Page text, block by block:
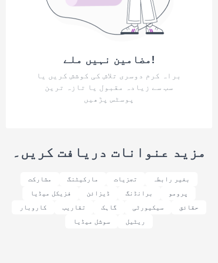
مضامین نہیں ملے!
براہ کرم دوسری تلاش کی کوشش کریں یا
سب سے زیادہ مقبول یا تازہ ترین
پوسٹس پڑھیں
مزید عنوانات دریافت کریں۔
مشارکت مارکیٹنگ تجزیات
بغیر رابطہ
فزیکل میڈیا
ڈیزائن برانڈنگ
پرومو
کاروبار
تقاریب گاہک سیکیورٹی
حقائق
سوشل میڈیا
ریٹیل